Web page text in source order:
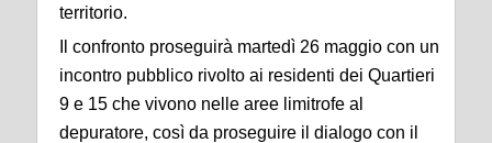
territorio.
Il confronto proseguirà martedì 26 maggio con un
incontro pubblico rivolto ai residenti dei Quartieri
9 e 15 che vivono nelle aree limitrofe al
depuratore, così da proseguire il dialogo con il